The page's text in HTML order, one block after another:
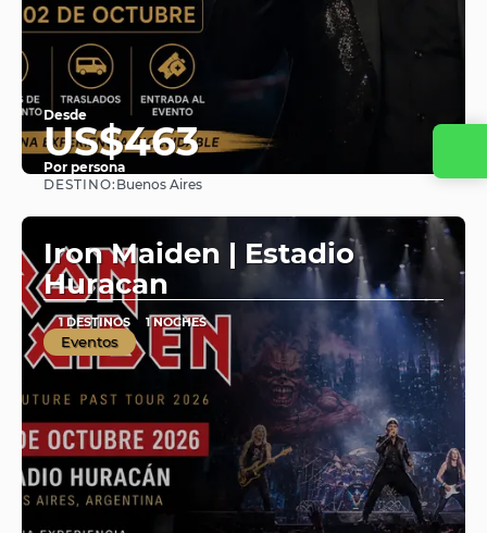
Desde
US$463
Por persona
DESTINO: Buenos Aires
Iron Maiden | Estadio
Huracan
1 DESTINOS 1 NOCHES
Eventos